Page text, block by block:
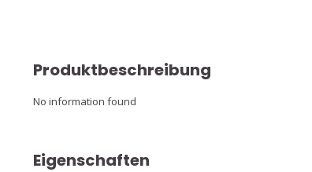
Produktbeschreibung
No information found
Eigenschaften